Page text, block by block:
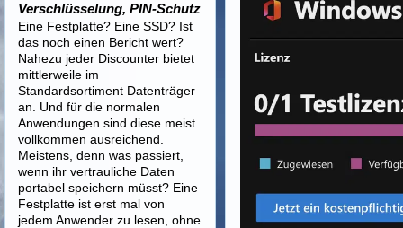
Verschlüsselung, PIN-Schutz
Eine Festplatte? Eine SSD? Ist
das noch einen Bericht wert?
Nahezu jeder Discounter bietet
mittlerweile im
Standardsortiment Datenträger
an. Und für die normalen
Anwendungen sind diese meist
vollkommen ausreichend.
Meistens, denn was passiert,
wenn ihr vertrauliche Daten
portabel speichern müsst? Eine
Festplatte ist erst mal von
jedem Anwender zu lesen, ohne